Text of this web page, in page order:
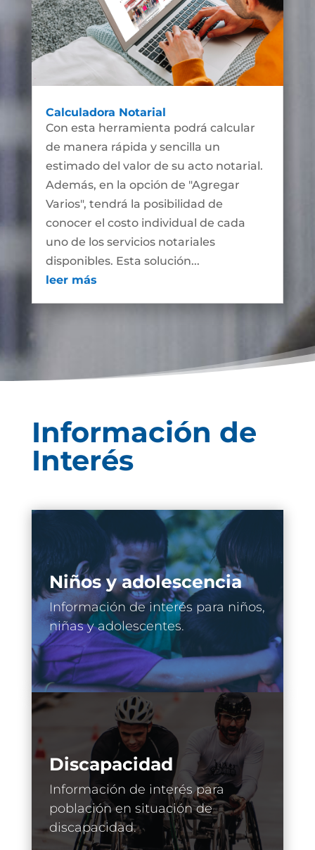
Calculadora Notarial
Con esta herramienta podrá calcular
de manera rápida y sencilla un
estimado del valor de su acto notarial.
Además, en la opción de "Agregar
Varios", tendrá la posibilidad de
conocer el costo individual de cada
uno de los servicios notariales
disponibles. Esta solución...
leer más
Información de
Interés
Niños y adolescencia
Información de interés para niños,
niñas y adolescentes.
Discapacidad
Información de interés para
población en situación de
discapacidad.